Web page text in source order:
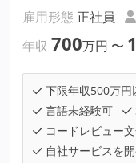
雇用形態 正社員
年収 700万円 〜
下限年収500万円
言語未経験可
コードレビュー
自社サービスを